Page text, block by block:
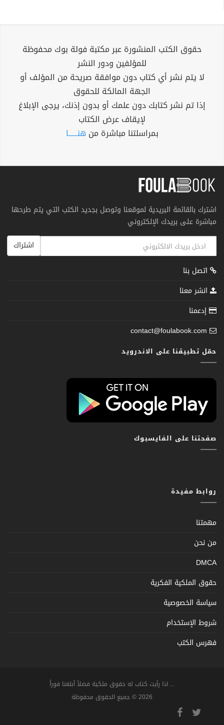
حقوق الكتب المنشورة عبر مكتبة فولة بوك محفوظة
للمؤلفين ودور النشر
لا يتم نشر أي كتاب دون موافقة صريحة من المؤلف أو
الجهة المالكة للحقوق
إذا تم نشر كتابك دون علمك أو بدون إذنك، يرجى الإبلاغ
لإيقاف عرض الكتاب
بمراسلتنا مباشرة من هنــــــا
اشترك بالقائمة البريدية لموقعنا وتوصل بجديد الكتب التي يتم طرحها
مباشرة على بريدك الإلكتروني
اشتراك
اتصل بنا
انشر معنا
إدعمنا
contact@foulabook.com
حمّل تطبيقنا على الاندرويد
صفحتنا على الفايسبوك
روابط مفيدة
مهمتنا
من نحن
DMCA
حقوق الملكية الفكرية
سياسة الخصوصية
شروط الإستخدام
فهرس الكتب
... اذا رأيت كتاب له حقوق ملكية فضلاً أبلغنا فوراً
2026 © جميع الحقوق محفوظة